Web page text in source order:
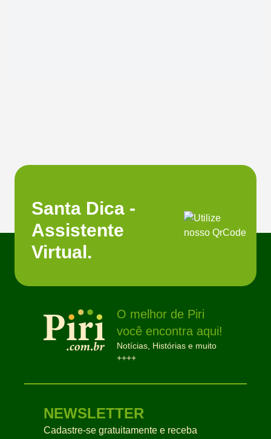
Santa Dica -
Assistente
Virtual.
O melhor de Piri
você encontra aqui!
Notícias, Histórias e muito
++++
NEWSLETTER
Cadastre-se gratuitamente e receba